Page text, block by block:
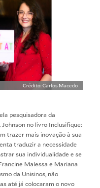
Crédito: Carlos Macedo
pesquisadora da
no livro Inclusifique:
trazer mais inovação à sua
traduzir a necessidade
sua individualidade e se
Malessa e Mariana
da Unisinos , não
até já colocaram o novo